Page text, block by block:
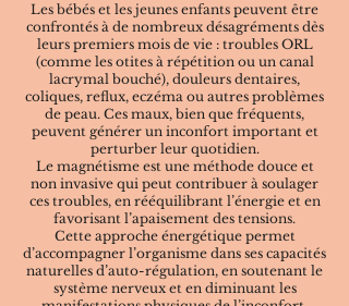
Les bébés et les jeunes enfants peuvent être
confrontés à de nombreux désagréments dès
leurs premiers mois de vie : troubles ORL
(comme les otites à répétition ou un canal
lacrymal bouché), douleurs dentaires,
coliques, reflux, eczéma ou autres problèmes
de peau. Ces maux, bien que fréquents,
peuvent générer un inconfort important et
perturber leur quotidien.
Le magnétisme est une méthode douce et
non invasive qui peut contribuer à soulager
ces troubles, en rééquilibrant l’énergie et en
favorisant l’apaisement des tensions.
Cette approche énergétique permet
d’accompagner l’organisme dans ses capacités
naturelles d’auto-régulation, en soutenant le
système nerveux et en diminuant les